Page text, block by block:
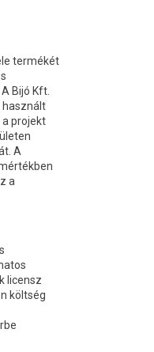
termékét
Bijó Kft.
használt
projekt
A
a
licensz
költség